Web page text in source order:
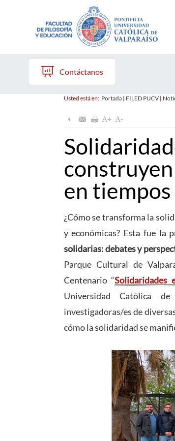
Contáctanos
Usted está en: Portada| FILED PUCV|
en
¿Cómo se transforma la
y económicas? Esta fue la
solidarias: debates y
Parque Cultural de
Centenario “Solidaridades
Universidad Católica
investigadoras/es de
cómo la solidaridad se